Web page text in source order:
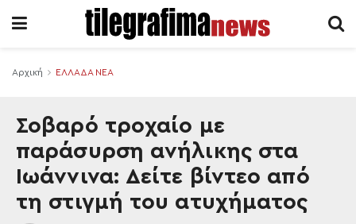
Αρχική ΕΛΛΑΔΑ ΝΕΑ
Σοβαρό τροχαίο με
παράσυρση ανήλικης στα
Ιωάννινα: Δείτε βίντεο από
τη στιγμή του ατυχήματος